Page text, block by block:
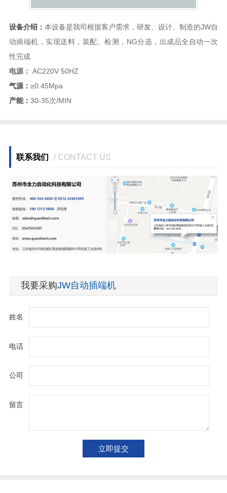
设备介绍： 本设备是我司根据客户需求，研发、设计、制造的JW自
动插端机，实现送料，装配、检测，NG分选，出成品全自动一次
性完成
电源： AC220V 50HZ
气源： ≥0.45Mpa
产能： 30-35次/MIN
联系我们 / CONTACT US
我要采购JW自动插端机
姓名
电话
公司
留言